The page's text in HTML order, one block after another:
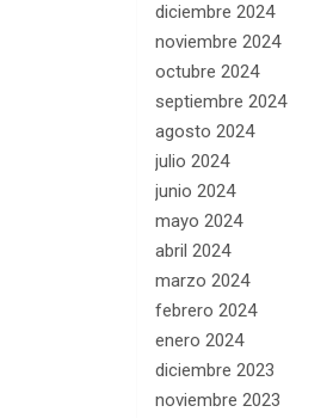
diciembre 2024
noviembre 2024
octubre 2024
septiembre 2024
agosto 2024
julio 2024
junio 2024
mayo 2024
abril 2024
marzo 2024
febrero 2024
enero 2024
diciembre 2023
noviembre 2023